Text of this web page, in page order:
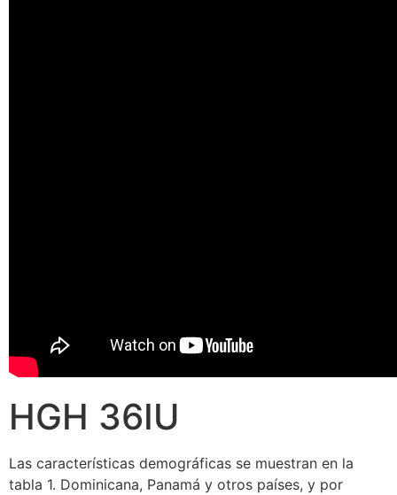
HGH 36IU
Las características demográficas se muestran en la
tabla 1. Dominicana, Panamá y otros países, y por